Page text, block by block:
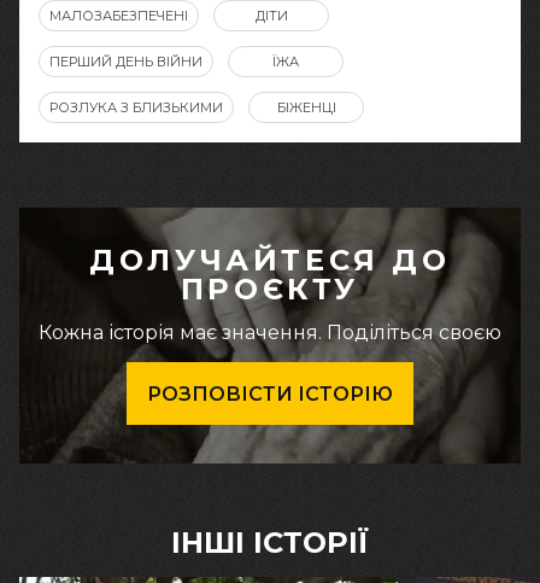
МАЛОЗАБЕЗПЕЧЕНІ ДІТИ
ПЕРШИЙ ДЕНЬ ВІЙНИ ЇЖА
РОЗЛУКА З БЛИЗЬКИМИ БІЖЕНЦІ
ДОЛУЧАЙТЕСЯ ДО
ПРОЄКТУ
Кожна історія має значення. Поділіться своєю
РОЗПОВІСТИ ІСТОРІЮ
ІНШІ ІСТОРІЇ